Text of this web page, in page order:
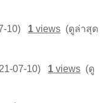
10) 1views(ดูล่าสุด
07-10) 1views(ดู